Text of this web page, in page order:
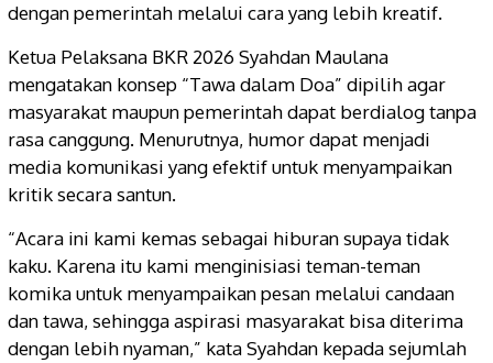
dengan pemerintah melalui cara yang lebih kreatif.
Ketua Pelaksana BKR 2026 Syahdan Maulana
mengatakan konsep “Tawa dalam Doa” dipilih agar
masyarakat maupun pemerintah dapat berdialog tanpa
rasa canggung. Menurutnya, humor dapat menjadi
media komunikasi yang efektif untuk menyampaikan
kritik secara santun.
“Acara ini kami kemas sebagai hiburan supaya tidak
kaku. Karena itu kami menginisiasi teman-teman
komika untuk menyampaikan pesan melalui candaan
dan tawa, sehingga aspirasi masyarakat bisa diterima
dengan lebih nyaman,” kata Syahdan kepada sejumlah